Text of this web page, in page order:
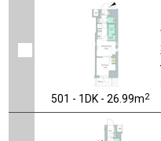
501 - 1DK - 26.99m2